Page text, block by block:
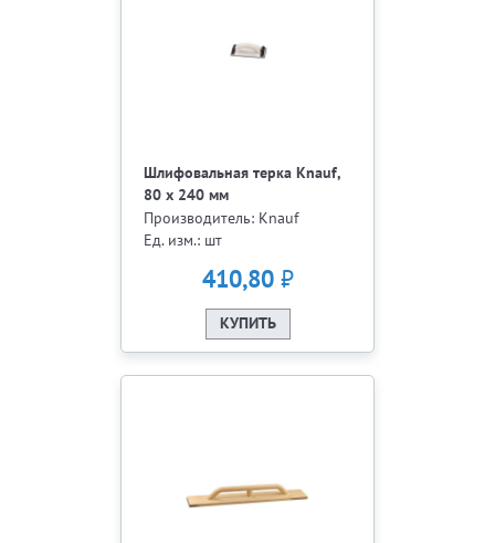
Шлифовальная терка Knauf,
80 х 240 мм
Производитель: Knauf
Ед. изм.: шт
410,80₽
КУПИТЬ